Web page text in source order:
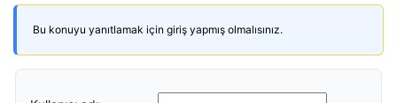
Bu konuyu yanıtlamak için giriş yapmış olmalısınız.